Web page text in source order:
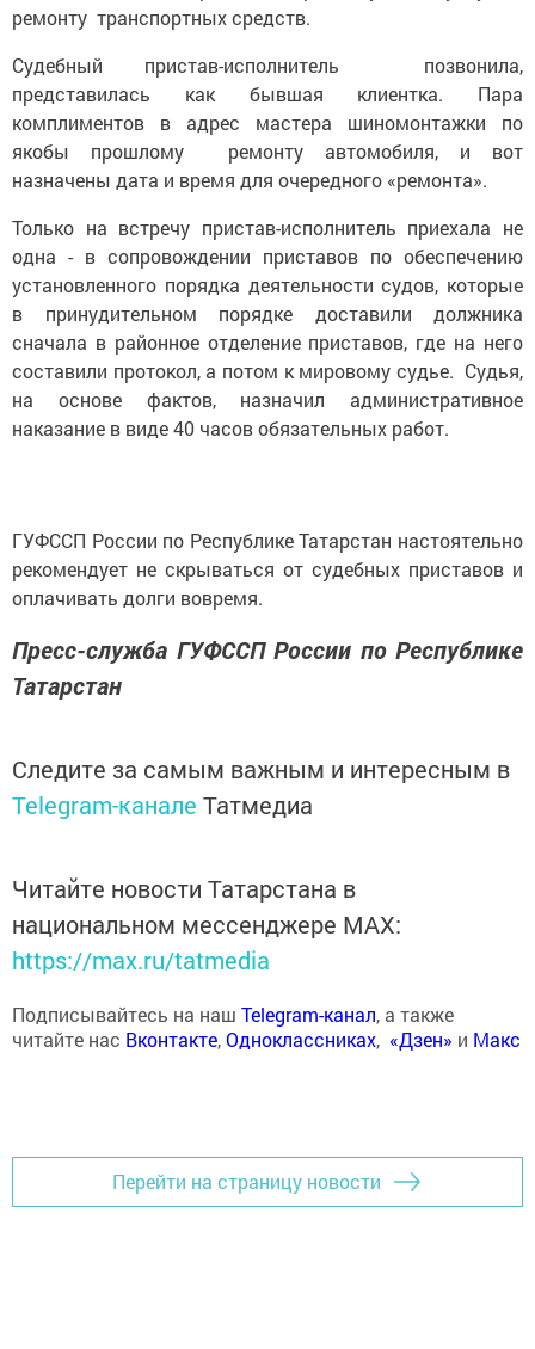
ремонту транспортных средств.
Судебный пристав-исполнитель позвонила,
представилась как бывшая клиентка. Пара
комплиментов в адрес мастера шиномонтажки по
якобы прошлому ремонту автомобиля, и вот
назначены дата и время для очередного «ремонта».
Только на встречу пристав-исполнитель приехала не
одна - в сопровождении приставов по обеспечению
установленного порядка деятельности судов, которые
в принудительном порядке доставили должника
сначала в районное отделение приставов, где на него
составили протокол, а потом к мировому судье. Судья,
на основе фактов, назначил административное
наказание в виде 40 часов обязательных работ.
ГУФССП России по Республике Татарстан настоятельно
рекомендует не скрываться от судебных приставов и
оплачивать долги вовремя.
Пресс-служба ГУФССП России по Республике
Татарстан
Следите за самым важным и интересным в
Telegram-канале Татмедиа
Читайте новости Татарстана в
национальном мессенджере MАХ:
https://max.ru/tatmedia
Подписывайтесь на наш Telegram-канал, а также
читайте нас Вконтакте,Одноклассниках, «Дзен» и Макс
Перейти на страницу новости